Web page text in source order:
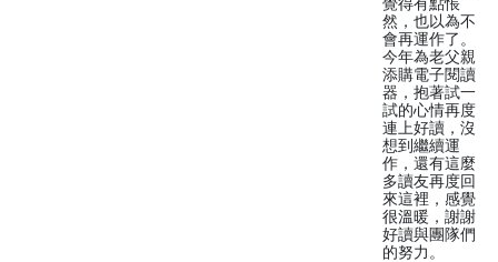
然，也以為不
會再運作了。
今年為老父親
添購電子閱讀
器，抱著試一
試的心情再度
連上好讀，沒
想到繼續運
作，還有這麼
多讀友再度回
來這裡，感覺
很溫暖，謝謝
好讀與團隊們
的努力。